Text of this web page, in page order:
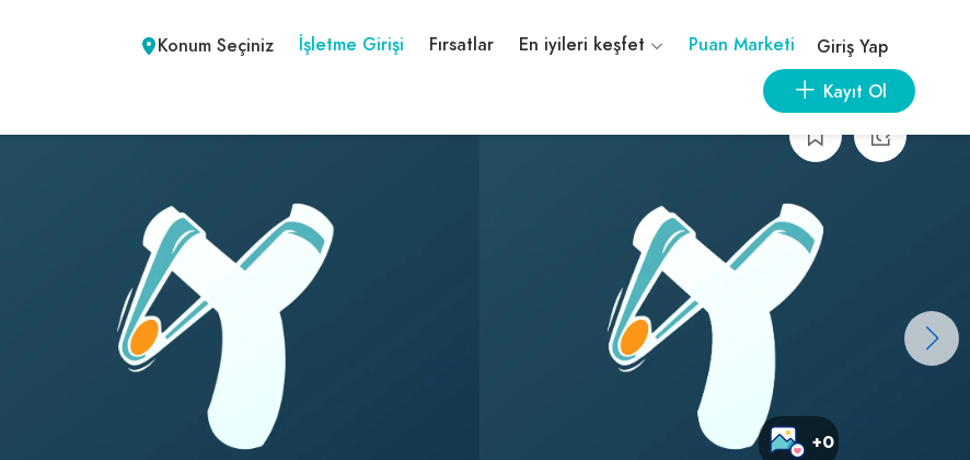
Konum Seçiniz İşletme Girişi Fırsatlar En iyileri keşfet Puan Marketi
Giriş Yap
Kayıt Ol
+0